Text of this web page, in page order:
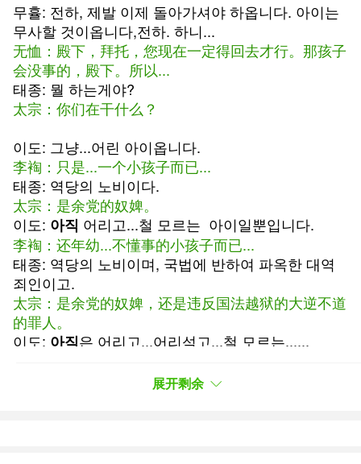
무휼: 전하, 제발 이제 돌아가셔야 하옵니다. 아이는
무사할 것이옵니다,전하. 하니...
无恤：殿下，拜托，您现在一定得回去才行。那孩子
会没事的，殿下。所以...
태종: 뭘 하는게야?
太宗：你们在干什么？
이도: 그냥...어린 아이옵니다.
李裪：只是...一个小孩子而已...
태종: 역당의 노비이다.
太宗：是余党的奴婢。
이도: 아직 어리고...철 모르는 아이일뿐입니다.
李裪：还年幼...不懂事的小孩子而已...
태종: 역당의 노비이며, 국법에 반하여 파옥한 대역
죄인이고.
太宗：是余党的奴婢，还是违反国法越狱的大逆不道
的罪人。
이도: 아직은 어리고...어리석고...철 모르는......
태종: 역당의 노비이며, 국법에 대항하여 파옥을 했
展开剩余